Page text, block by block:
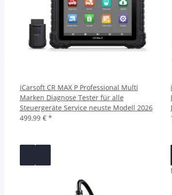
iCarsoft CR MAX P Professional Multi
Marken Diagnose Tester für alle
Steuergeräte Service neuste Modell 2026
499,99 € *